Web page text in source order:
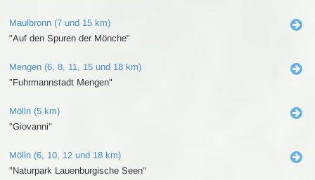
Maulbronn (7 und 15 km)
"Auf den Spuren der Mönche"
Mengen (6, 8, 11, 15 und 18 km)
"Fuhrmannstadt Mengen"
Mölln (5 km)
"Giovanni"
Mölln (6, 10, 12 und 18 km)
"Naturpark Lauenburgische Seen"